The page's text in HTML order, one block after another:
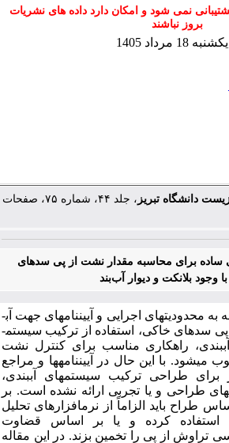
نمی شود و امکان دارد داده های نشریات
بروز نباشند
یکشنبه 18 مرداد 1405
دانشگاه تبریز
، جلد ۴۴، شماره ۷۵، صفحات
برای محاسبه مقدار نشت از پی سد‌های
وجود بلانکت و دیوار آب‌بند
بندی پی سدهای خاکی، استفاده از ترکیب سیستم­
راهکاری مناسب برای کنترل نشت
می­شود. با این حال در آیین­نامه­ها و مراجع
برای طراحی ترکیب سیستم­های آب­بندی،
طراحی و یا تجربی ارائه نشده است. بر
طراح باید الزاماً از نرم­افزار­های تحلیل
کرده و یا بر اساس قضاوت
تراوش از پی را تخمین بزند. در این مقاله